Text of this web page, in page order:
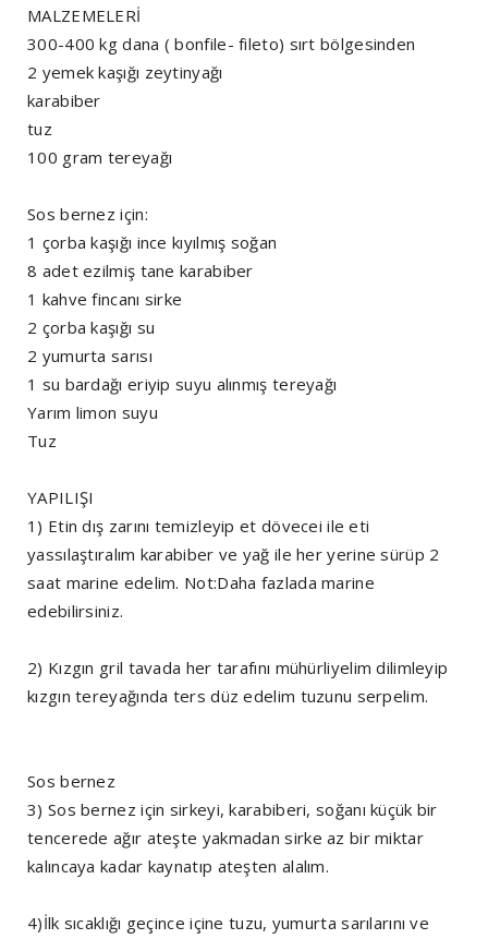
MALZEMELERİ
300-400 kg dana ( bonfile- fileto) sırt bölgesinden
2 yemek kaşığı zeytinyağı
karabiber
tuz
100 gram tereyağı
Sos bernez için:
1 çorba kaşığı ince kıyılmış soğan
8 adet ezilmiş tane karabiber
1 kahve fincanı sirke
2 çorba kaşığı su
2 yumurta sarısı
1 su bardağı eriyip suyu alınmış tereyağı
Yarım limon suyu
Tuz
YAPILIŞI
1) Etin dış zarını temizleyip et dövecei ile eti
yassılaştıralım karabiber ve yağ ile her yerine sürüp 2
saat marine edelim. Not:Daha fazlada marine
edebilirsiniz.
2) Kızgın gril tavada her tarafını mühürliyelim dilimleyip
kızgın tereyağında ters düz edelim tuzunu serpelim.
Sos bernez
3) Sos bernez için sirkeyi, karabiberi, soğanı küçük bir
tencerede ağır ateşte yakmadan sirke az bir miktar
kalıncaya kadar kaynatıp ateşten alalım.
4)İlk sıcaklığı geçince içine tuzu, yumurta sarılarını ve